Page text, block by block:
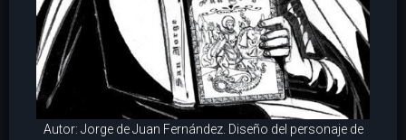
Autor: Jorge de Juan Fernández. Diseño del personaje de